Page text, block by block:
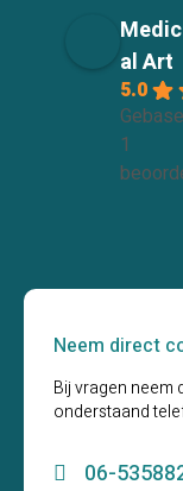
Medic
al Art
5.0
1
Neem direct
Bij vragen neem
onderstaand
06-